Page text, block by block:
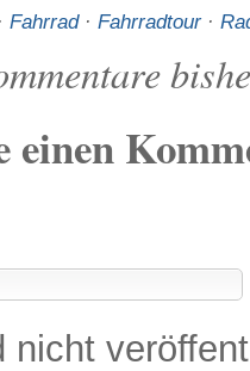
· Fahrrad· Fahrradtour·
einen
nicht